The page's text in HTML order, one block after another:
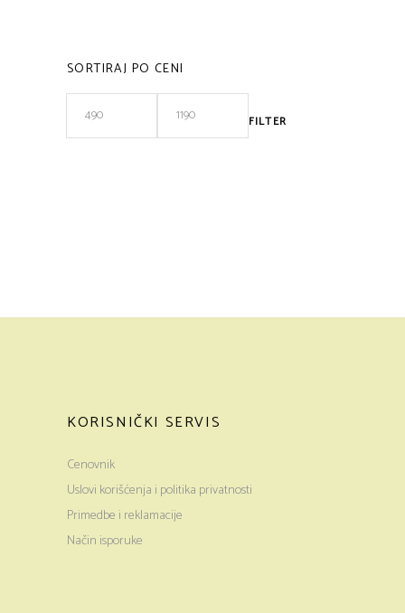
SORTIRAJ PO CENI
Minimalna
Maksimalna
FILTER
KORISNIČKI SERVIS
Cenovnik
Uslovi korišćenja i politika privatnosti
Primedbe i reklamacije
Način isporuke